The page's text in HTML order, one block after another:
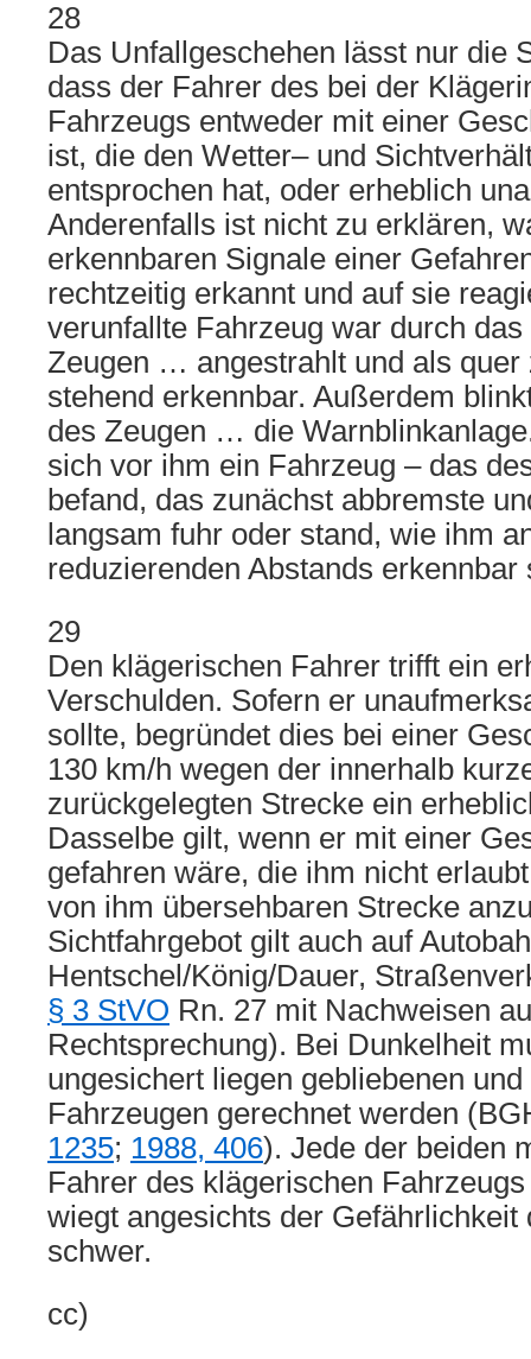
28
Das Unfallgeschehen lässt nur die
dass der Fahrer des bei der
Fahrzeugs entweder mit einer
ist, die den Wetter– und
entsprochen hat, oder erheblich
Anderenfalls ist nicht zu erklären,
erkennbaren Signale einer
rechtzeitig erkannt und auf sie
verunfallte Fahrzeug war durch
Zeugen … angestrahlt und als quer
stehend erkennbar. Außerdem
des Zeugen … die
sich vor ihm ein Fahrzeug – das
befand, das zunächst abbremste
langsam fuhr oder stand, wie ihm
reduzierenden Abstands erkennbar
29
Den klägerischen Fahrer trifft ein
Verschulden. Sofern er
sollte, begründet dies bei einer
130 km/h wegen der innerhalb
zurückgelegten Strecke ein
Dasselbe gilt, wenn er mit einer
gefahren wäre, die ihm nicht
von ihm übersehbaren Strecke
Sichtfahrgebot gilt auch auf
Hentschel/König/Dauer,
§ 3 StVO Rn. 27 mit Nachweisen
Rechtsprechung). Bei Dunkelheit
ungesichert liegen gebliebenen
Fahrzeugen gerechnet werden
1235; 1988, 406). Jede der beiden
Fahrer des klägerischen
wiegt angesichts der Gefährlichkeit
schwer.
cc)